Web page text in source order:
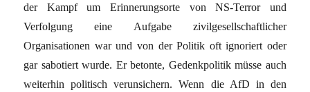
der Kampf um Erinnerungsorte von NS-Terror und
Verfolgung eine Aufgabe zivilgesellschaftlicher
Organisationen war und von der Politik oft ignoriert oder
gar sabotiert wurde. Er betonte, Gedenkpolitik müsse auch
weiterhin politisch verunsichern. Wenn die AfD in den